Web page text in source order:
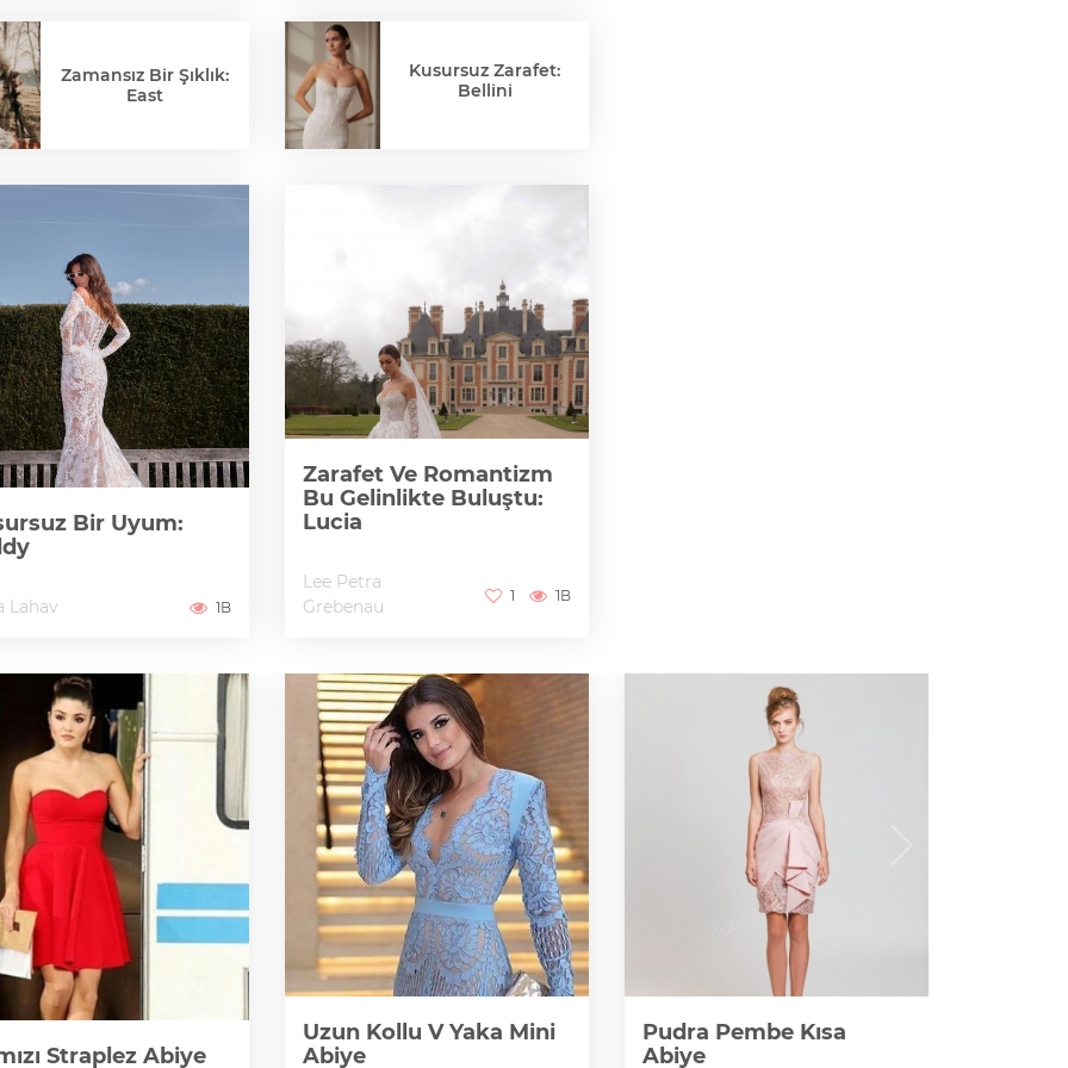
Zamansız Bir Şıklık:
East
Bir Uyum:
Lahav 1B
Kusursuz Zarafet:
Bellini
Zarafet Ve Romantizm
Bu Gelinlikte Buluştu:
Lucia
Lee Petra
Grebenau
1 1B
Straplez Abiye
Uzun Kollu V Yaka Mini
Abiye
Pudra Pembe Kısa
Abiye